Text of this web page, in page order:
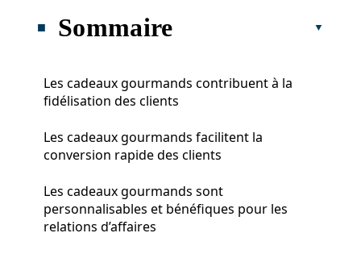
Sommaire
Les cadeaux gourmands contribuent à la
fidélisation des clients
Les cadeaux gourmands facilitent la
conversion rapide des clients
Les cadeaux gourmands sont
personnalisables et bénéfiques pour les
relations d’affaires